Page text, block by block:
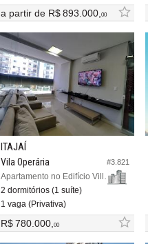
a partir de R$ 893.000,00
#3.821
ITAJAÍ
Vila Operária
Apartamento no Edifício Villa Di Fiori
2 dormitórios (1 suíte)
1 vaga (Privativa)
R$ 780.000, 00